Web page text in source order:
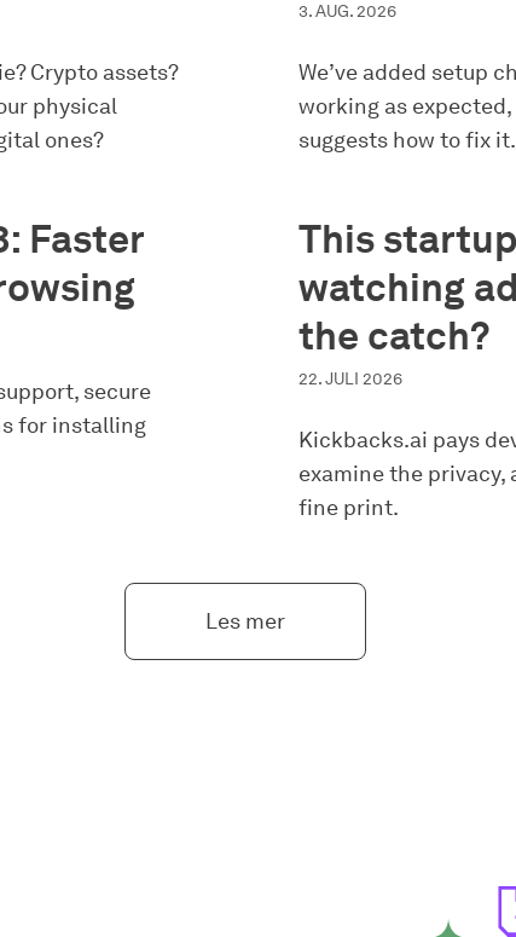
Crypto assets?
physical
ones?
3. AUG. 2026
We’ve added setup
working as
suggests how to fix it.
Faster
secure
for installing
This
watching
the catch?
22. JULI 2026
Kickbacks.ai pays
examine the
fine print.
Les mer